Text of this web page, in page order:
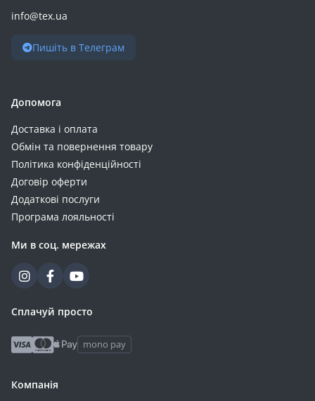
info@tex.ua
Пишіть в Телеграм
Допомога
Доставка і оплата
Обмін та повернення товару
Політика конфіденційності
Договір оферти
Додаткові послуги
Програма лояльності
Ми в соц. мережах
Сплачуй просто
mono pay
Компанія